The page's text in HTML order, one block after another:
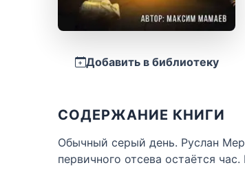
Добавить в библиотеку
СОДЕРЖАНИЕ КНИГИ
Обычный серый день. Руслан
первичного отсева остаётся